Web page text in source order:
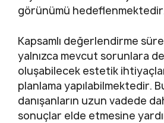
görünümü
Kapsamlı değerlendirme
yalnızca mevcut sorunlara
oluşabilecek estetik
planlama yapılabilmektedir.
danışanların uzun vadede
sonuçlar elde etmesine